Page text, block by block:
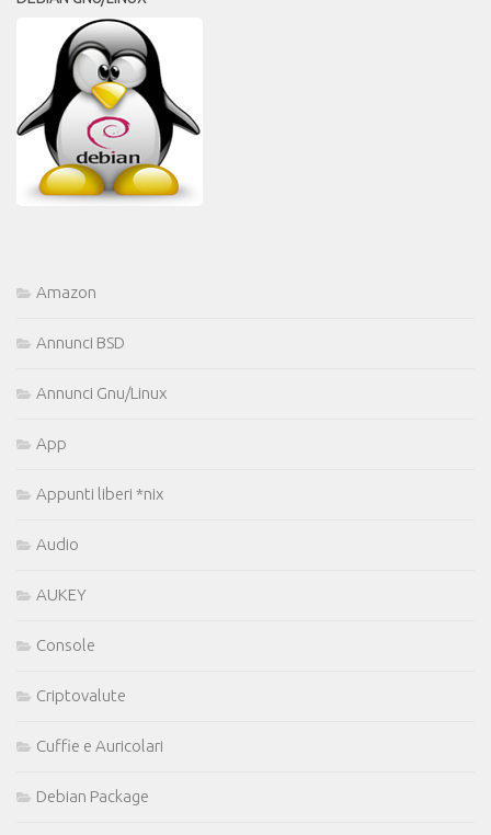
Amazon
Annunci BSD
Annunci Gnu/Linux
App
Appunti liberi *nix
Audio
AUKEY
Console
Criptovalute
Cuffie e Auricolari
Debian Package